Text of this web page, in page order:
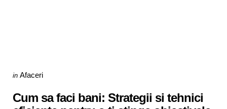
Categories
Posted
in Afaceri
Cum sa faci bani: Strategii si tehnici